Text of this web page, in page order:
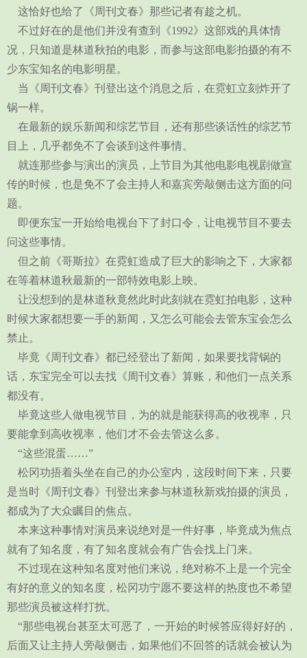
这恰好也给了《周刊文春》那些记者有趁之机。
不过好在的是他们并没有查到《1992》这部戏的具体情
况，只知道是林道秋拍的电影，而参与这部电影拍摄的有不
少东宝知名的电影明星。
当《周刊文春》刊登出这个消息之后，在霓虹立刻炸开了
锅一样。
在最新的娱乐新闻和综艺节目，还有那些谈话性的综艺节
目上，几乎都免不了会谈到这件事情。
就连那些参与演出的演员，上节目为其他电影电视剧做宣
传的时候，也是免不了会主持人和嘉宾旁敲侧击这方面的问
题。
即便东宝一开始给电视台下了封口令，让电视节目不要去
问这些事情。
但之前《哥斯拉》在霓虹造成了巨大的影响之下，大家都
在等着林道秋最新的一部特效电影上映。
让没想到的是林道秋竟然此时此刻就在霓虹拍电影，这种
时候大家都想要一手的新闻，又怎么可能会去管东宝会怎么
禁止。
毕竟《周刊文春》都已经登出了新闻，如果要找背锅的
话，东宝完全可以去找《周刊文春》算账，和他们一点关系
都没有。
毕竟这些人做电视节目，为的就是能获得高的收视率，只
要能拿到高收视率，他们才不会去管这么多。
“这些混蛋……”
松冈功捂着头坐在自己的办公室内，这段时间下来，只要
是当时《周刊文春》刊登出来参与林道秋新戏拍摄的演员，
都成为了大众瞩目的焦点。
本来这种事情对演员来说绝对是一件好事，毕竟成为焦点
就有了知名度，有了知名度就会有广告会找上门来。
不过现在这种知名度对他们来说，绝对称不上是一个完全
有好的意义的知名度，松冈功宁愿不要这样的热度也不希望
那些演员被这样打扰。
“那些电视台甚至太可恶了，一开始的时候答应得好好的，
后面又让主持人旁敲侧击，如果他们不回答的话就会被认为